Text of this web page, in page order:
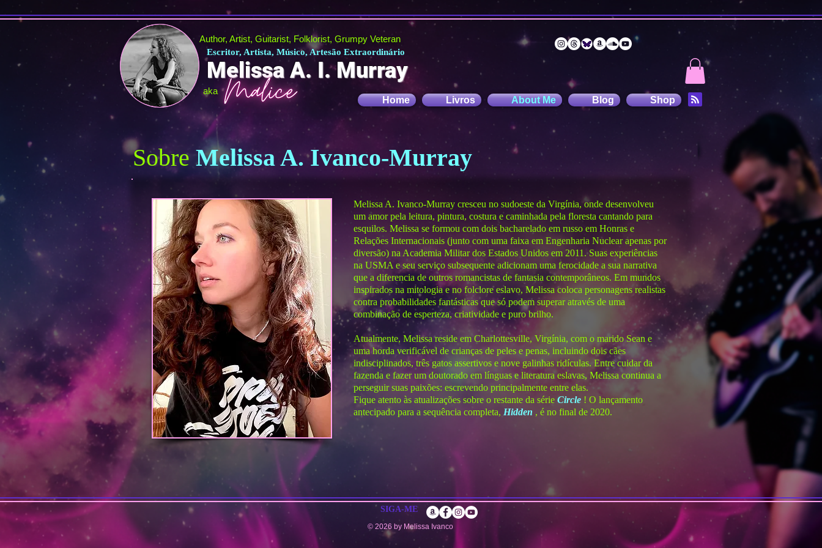
Author, Artist, Guitarist, Folklorist, Grumpy Veteran
Escritor, Artista, Músico, Artesão Extraordinário
Melissa A. I. Murray
aka
Home
Livros About Me Blog Shop
Sobre Melissa A. Ivanco-Murray
Melissa A. Ivanco-Murray cresceu no sudoeste da Virgínia, onde desenvolveu
um amor pela leitura, pintura, costura e caminhada pela floresta cantando para
esquilos. Melissa se formou com dois bacharelado em russo em Honras e
Relações Internacionais (junto com uma faixa em Engenharia Nuclear apenas por
diversão) na Academia Militar dos Estados Unidos em 2011. Suas experiências
na USMA e seu serviço subsequente adicionam uma ferocidade a sua narrativa
que a diferencia de outros romancistas de fantasia contemporâneos. Em mundos
inspirados na mitologia e no folclore eslavo, Melissa coloca personagens realistas
contra probabilidades fantásticas que só podem superar através de uma
combinação de esperteza, criatividade e puro brilho.
Atualmente, Melissa reside em Charlottesville, Virgínia, com o marido Sean e
uma horda verificável de crianças de peles e penas, incluindo dois cães
indisciplinados, três gatos assertivos e nove galinhas ridículas. Entre cuidar da
fazenda e fazer um doutorado em línguas e literatura eslavas, Melissa continua a
perseguir suas paixões: escrevendo principalmente entre elas.
Fique atento às atualizações sobre o restante da série Circle ! O lançamento
antecipado para a sequência completa, Hidden , é no final de 2020.
SIGA-ME
© 2026 by Melissa Ivanco